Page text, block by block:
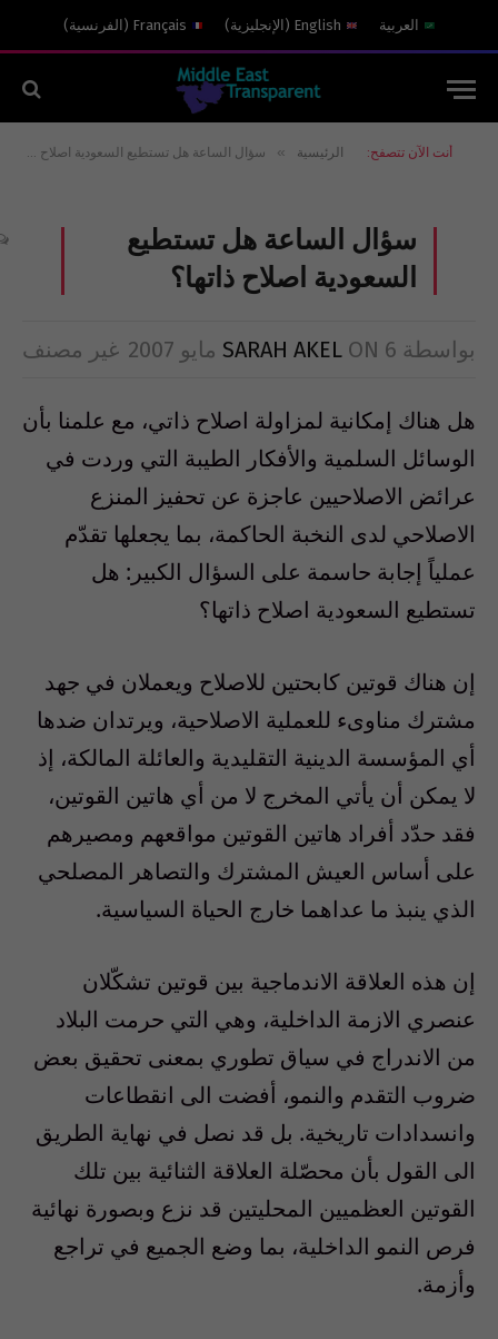
العربية English
( الإنجليزية)
Français
( الفرنسية)
أنت الآن تتصفح: الرئيسية » سؤال الساعة هل تستطيع السعودية اصلاح ذاتها؟
سؤال الساعة هل تستطيع
السعودية اصلاح ذاتها؟
بواسطة SARAH AKEL ON 6 مايو 2007 غير مصنف
هل هناك إمكانية لمزاولة اصلاح ذاتي، مع علمنا بأن
الوسائل السلمية والأفكار الطيبة التي وردت في
عرائض الاصلاحيين عاجزة عن تحفيز المنزع
الاصلاحي لدى النخبة الحاكمة، بما يجعلها تقدّم
عملياً إجابة حاسمة على السؤال الكبير: هل
تستطيع السعودية اصلاح ذاتها؟
إن هناك قوتين كابحتين للاصلاح ويعملان في جهد
مشترك مناوىء للعملية الاصلاحية، ويرتدان ضدها
أي المؤسسة الدينية التقليدية والعائلة المالكة، إذ
لا يمكن أن يأتي المخرج لا من أي هاتين القوتين،
فقد حدّد أفراد هاتين القوتين مواقعهم ومصيرهم
على أساس العيش المشترك والتصاهر المصلحي
الذي ينبذ ما عداهما خارج الحياة السياسية.
إن هذه العلاقة الاندماجية بين قوتين تشكّلان
عنصري الازمة الداخلية، وهي التي حرمت البلاد
من الاندراج في سياق تطوري بمعنى تحقيق بعض
ضروب التقدم والنمو، أفضت الى انقطاعات
وانسدادات تاريخية. بل قد نصل في نهاية الطريق
الى القول بأن محصّلة العلاقة الثنائية بين تلك
القوتين العظميين المحليتين قد نزع وبصورة نهائية
فرص النمو الداخلية، بما وضع الجميع في تراجع
وأزمة.